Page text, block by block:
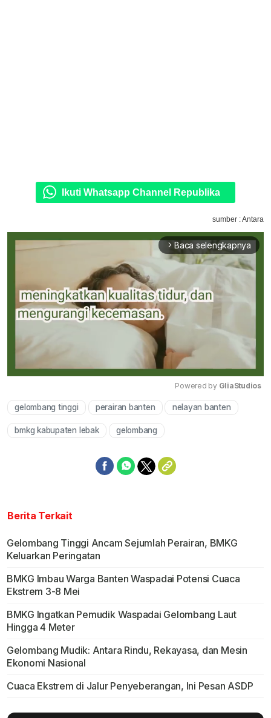
Ikuti Whatsapp Channel Republika
sumber : Antara
arrow_forward_ios Baca selengkapnya
Mute
Powered by GliaStudios
gelombang tinggi perairan banten nelayan banten
bmkg kabupaten lebak gelombang
Berita Terkait
Gelombang Tinggi Ancam Sejumlah Perairan, BMKG
Keluarkan Peringatan
BMKG Imbau Warga Banten Waspadai Potensi Cuaca
Ekstrem 3-8 Mei
BMKG Ingatkan Pemudik Waspadai Gelombang Laut
Hingga 4 Meter
Gelombang Mudik: Antara Rindu, Rekayasa, dan Mesin
Ekonomi Nasional
Cuaca Ekstrem di Jalur Penyeberangan, Ini Pesan ASDP